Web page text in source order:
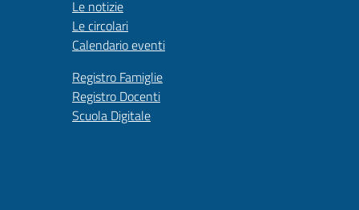
Le notizie
Le circolari
Calendario eventi
Registro Famiglie
Registro Docenti
Scuola Digitale